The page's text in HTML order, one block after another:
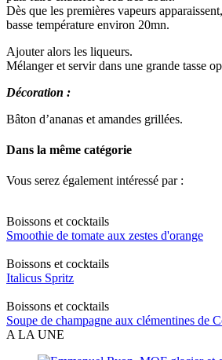
Dès que les premières vapeurs
basse température environ 20mn.
Ajouter alors les liqueurs.
Mélanger et servir dans une grande tasse
Bâton d’ananas et amandes grillées.
Dans la même catégorie
Vous serez également intéressé par :
Boissons et cocktails
Smoothie de tomate aux zestes d'orange
Boissons et cocktails
Italicus Spritz
Boissons et cocktails
Soupe de champagne aux clémentines de
A LA UNE